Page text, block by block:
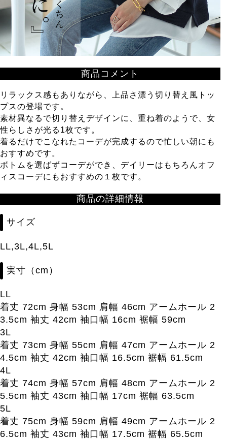
商品コメント
リラックス感もありながら、上品さ漂う切り替え風トッ
プスの登場です。
素材異なるで切り替えデザインに、重ね着のようで、女
性らしさが光る1枚です。
着るだけでこなれたコーデが完成するので忙しい朝にも
おすすめです。
ボトムを選ばずコーデができ、デイリーはもちろんオフ
ィスコーデにもおすすめの１枚です。
商品の詳細情報
サイズ
LL,3L,4L,5L
実寸（cm）
LL
着丈 72cm 身幅 53cm 肩幅 46cm アームホール 2
3.5cm 袖丈 42cm 袖口幅 16cm 裾幅 59cm
3L
着丈 73cm 身幅 55cm 肩幅 47cm アームホール 2
4.5cm 袖丈 42cm 袖口幅 16.5cm 裾幅 61.5cm
4L
着丈 74cm 身幅 57cm 肩幅 48cm アームホール 2
5.5cm 袖丈 43cm 袖口幅 17cm 裾幅 63.5cm
5L
着丈 75cm 身幅 59cm 肩幅 49cm アームホール 2
6.5cm 袖丈 43cm 袖口幅 17.5cm 裾幅 65.5cm